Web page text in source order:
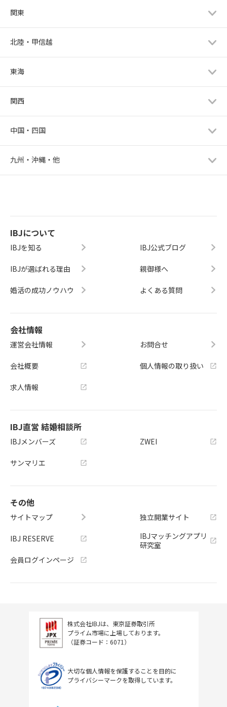
関東
北陸・甲信越
東海
関西
中国・四国
九州・沖縄・他
IBJについて
IBJを知る
IBJが選ばれる理由
婚活の成功ノウハウ
IBJ公式ブログ
親御様へ
よくある質問
会社情報
運営会社情報
会社概要
求人情報
お問合せ
個人情報の取り扱い
IBJ直営 結婚相談所
IBJメンバーズ
サンマリエ
ZWEI
その他
サイトマップ
IBJ RESERVE
会員ログインページ
独立開業サイト
IBJマッチングアプリ
研究室
株式会社IBJは、東京証券取引所
プライム市場に上場しております。
（証券コード：6071）
大切な個人情報を保護することを目的に
プライバシーマークを取得しています。